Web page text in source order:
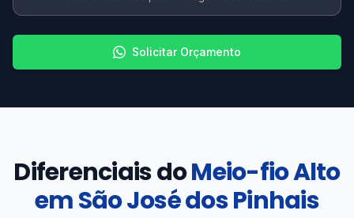
Solicitar Orçamento
Diferenciais doMeio-fio Alto
em São José dos Pinhais